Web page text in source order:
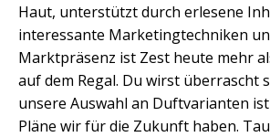
Haut, unterstützt durch erlesene
interessante Marketingtechniken
Marktpräsenz ist Zest heute mehr
auf dem Regal. Du wirst überrascht
unsere Auswahl an Duftvarianten
Pläne wir für die Zukunft haben.